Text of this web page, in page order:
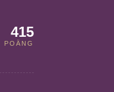
415
POÄNG